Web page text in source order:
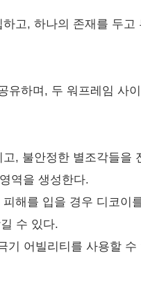
고, 하나의 존재를 두고
유하며, 두 워프레임 사
, 불안정한 별조각들을
역을 생성한다.
해를 입을 경우 디코이
수 있다.
기 어빌리티를 사용할 수